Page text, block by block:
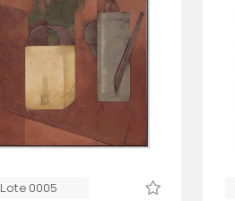
Lote 0005